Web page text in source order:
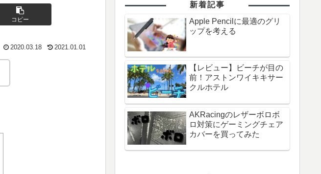
コピー
2020.03.18 2021.01.01
新着記事
Apple Pencilに最適のグリ
ップを考える
【レビュー】ビーチが目の
前！アストンワイキキサー
クルホテル
AKRacingのレザーボロボ
ロ対策にゲーミングチェア
カバーを買ってみた